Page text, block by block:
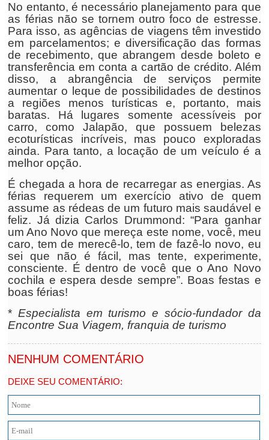
No entanto, é necessário planejamento para que
as férias não se tornem outro foco de estresse.
Para isso, as agências de viagens têm investido
em parcelamentos; e diversificação das formas
de recebimento, que abrangem desde boleto e
transferência em conta a cartão de crédito. Além
disso, a abrangência de serviços permite
aumentar o leque de possibilidades de destinos
a regiões menos turísticas e, portanto, mais
baratas. Há lugares somente acessíveis por
carro, como Jalapão, que possuem belezas
ecoturísticas incríveis, mas pouco exploradas
ainda. Para tanto, a locação de um veículo é a
melhor opção.
É chegada a hora de recarregar as energias. As
férias requerem um exercício ativo de quem
assume as rédeas de um futuro mais saudável e
feliz. Já dizia Carlos Drummond: “Para ganhar
um Ano Novo que mereça este nome, você, meu
caro, tem de merecê-lo, tem de fazê-lo novo, eu
sei que não é fácil, mas tente, experimente,
consciente. É dentro de você que o Ano Novo
cochila e espera desde sempre”. Boas festas e
boas férias!
*Especialista em turismo e sócio-fundador da
Encontre Sua Viagem, franquia de turismo
NENHUM COMENTÁRIO
DEIXE SEU COMENTÁRIO: